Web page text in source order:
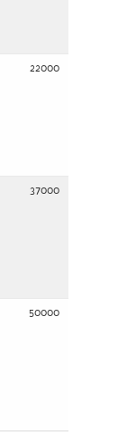
22000
37000
50000